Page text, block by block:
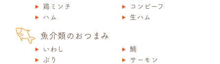
鶏ミンチ
コンビーフ
ハム
生ハム
魚介類のおつまみ
いわし
鯛
ぶり
サーモン